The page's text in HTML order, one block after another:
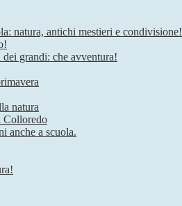
natura, antichi mestieri e condivisione!
grandi: che avventura!
natura
Colloredo
anche a scuola.